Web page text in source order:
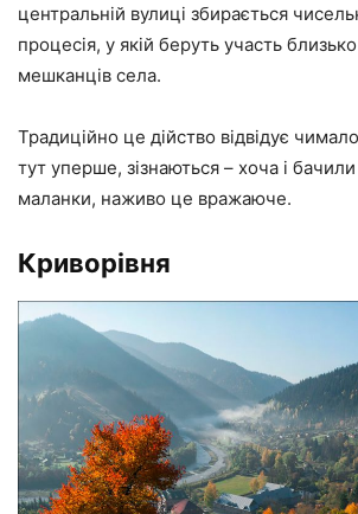
центральній вулиці збирається
процесія, у якій беруть участь близько
мешканців села.
Традиційно це дійство відвідує
тут уперше, зізнаються – хоча і бачили
маланки, наживо це вражаюче.
Криворівня